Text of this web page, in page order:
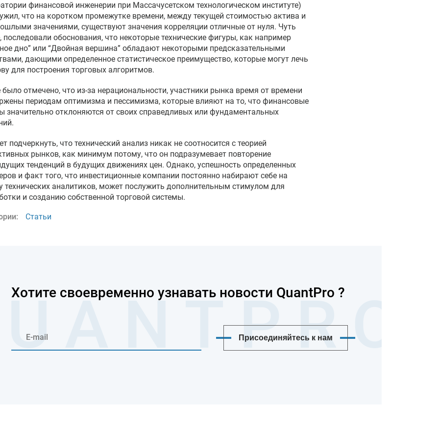
финансовой инженерии при Массачусетском технологическом институте)
что на коротком промежутке времени, между текущей стоимостью актива и
значениями, существуют значения корреляции отличные от нуля. Чуть
последовали обоснования, что некоторые технические фигуры, как например
дно” или “Двойная вершина” обладают некоторыми предсказательными
дающими определенное статистическое преимущество, которые могут лечь
для построения торговых алгоритмов.
отмечено, что из-за нерациональности, участники рынка время от времени
периодам оптимизма и пессимизма, которые влияют на то, что финансовые
значительно отклоняются от своих справедливых или фундаментальных
подчеркнуть, что технический анализ никак не соотносится с теорией
рынков, как минимум потому, что он подразумевает повторение
тенденций в будущих движениях цен. Однако, успешность определенных
и факт того, что инвестиционные компании постоянно набирают себе на
технических аналитиков, может послужить дополнительным стимулом для
и созданию собственной торговой системы.
Статьи
Хотите своевременно узнавать новости QuantPro ?
Присоединяйтесь к нам